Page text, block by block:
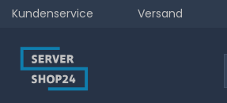
Kundenservice Versand